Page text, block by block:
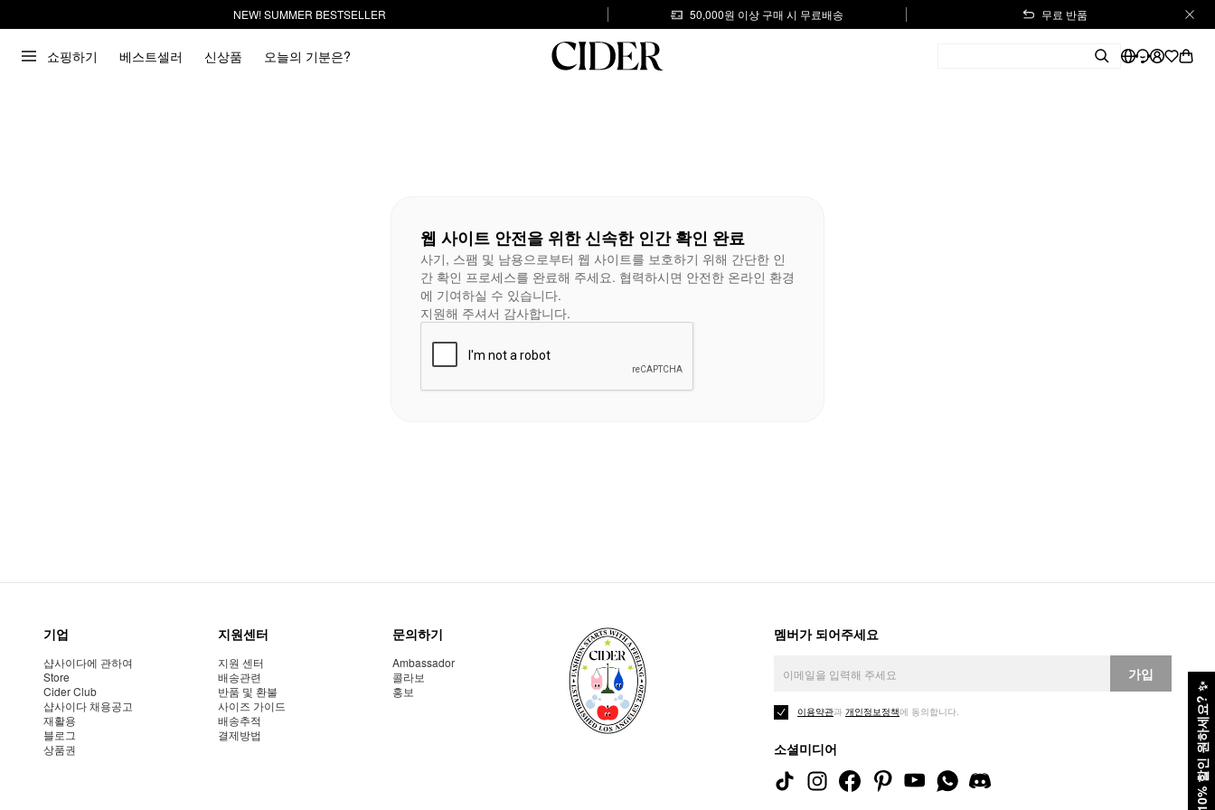
NEW! SUMMER BESTSELLER 50,000원 이상 구매 시 무료배송 무료 반품
쇼핑하기 베스트셀러 신상품 오늘의 기분은?
10% 할인 원하세요?
✨
웹 사이트 안전을 위한 신속한 인간 확인 완료
사기, 스팸 및 남용으로부터 웹 사이트를 보호하기 위해 간단한 인
간 확인 프로세스를 완료해 주세요. 협력하시면 안전한 온라인 환경
에 기여하실 수 있습니다.
지원해 주셔서 감사합니다.
기업
샵사이다에 관하여
Store
Cider Club
샵사이다 채용공고
재활용
블로그
상품권
지원센터
지원 센터
배송관련
반품 및 환불
사이즈 가이드
배송추적
결제방법
문의하기
Ambassador
콜라보
홍보
멤버가 되어주세요
가입
이용약관과 개인정보정책에 동의합니다.
소셜미디어